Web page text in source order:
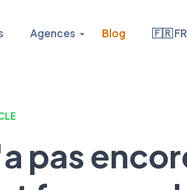
Agences Blog 🇫🇷 FR
pas